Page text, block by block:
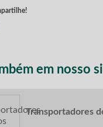
em nosso
Transportadores